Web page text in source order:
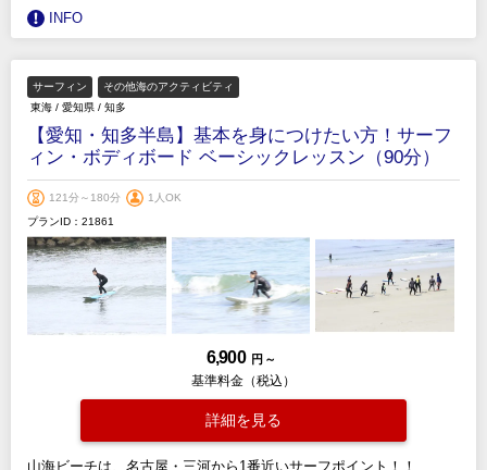
INFO
サーフィン
その他海のアクティビティ
東海 / 愛知県 / 知多
【愛知・知多半島】基本を身につけたい方！サーフ
ィン・ボディボード ベーシックレッスン（90分）
121分～180分
1人OK
プランID：21861
6,900 円 ～
基準料金（税込）
詳細を見る
山海ビーチは、名古屋・三河から1番近いサーフポイント！！